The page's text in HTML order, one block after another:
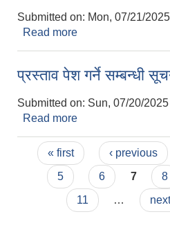
Submitted on: Mon, 07/21/
Read more
प्रस्ताव पेश गर्ने सम्बन्धी
Submitted on: Sun, 07/20/
Read more
Pages
« first ‹ previous
5
6 7 8
11
…